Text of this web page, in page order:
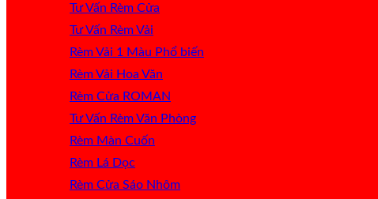
Tư Vấn Rèm Cửa
Tư Vấn Rèm Vải
Rèm Vải 1 Màu
Rèm Vải Hoa Văn
Rèm Cửa ROMAN
Tư Vấn Rèm Văn Phòng
Rèm Màn Cuốn
Rèm Lá Dọc
Rèm Cửa Sáo Nhôm